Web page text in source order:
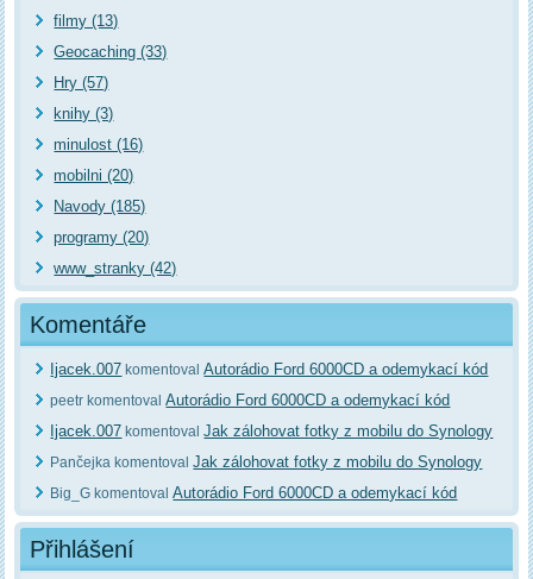
filmy (13)
Geocaching (33)
Hry (57)
knihy (3)
minulost (16)
mobilni (20)
Navody (185)
programy (20)
www_stranky (42)
Komentáře
Ijacek.007 komentovalAutorádio Ford 6000CD a odemykací kód
peetr komentovalAutorádio Ford 6000CD a odemykací kód
Ijacek.007 komentovalJak zálohovat fotky z mobilu do Synology
Pančejka komentovalJak zálohovat fotky z mobilu do Synology
Big_G komentovalAutorádio Ford 6000CD a odemykací kód
Přihlášení